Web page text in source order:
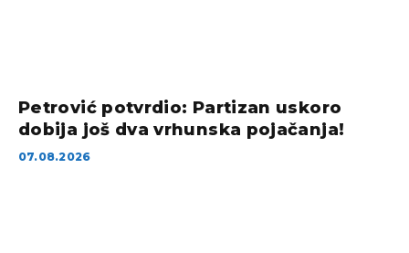
Petrović potvrdio: Partizan uskoro
dobija još dva vrhunska pojačanja!
07.08.2026